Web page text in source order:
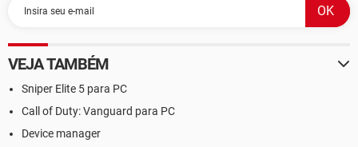
VEJA TAMBÉM
Sniper Elite 5 para PC
Call of Duty: Vanguard para PC
Device manager